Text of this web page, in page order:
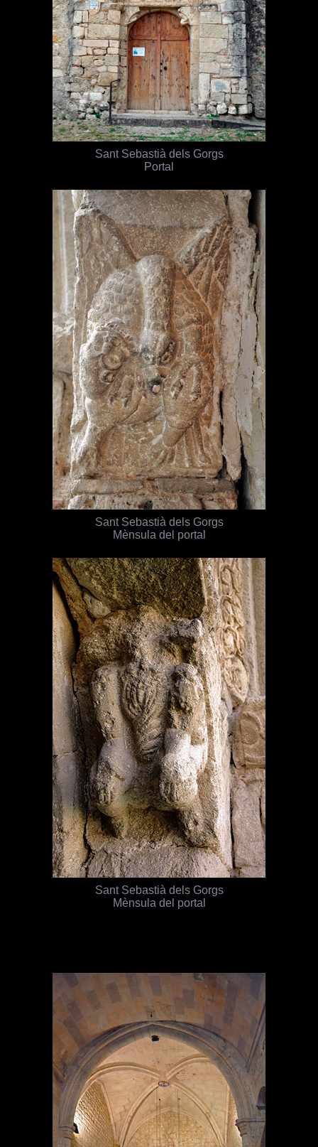
Sant Sebastià dels Gorgs
Portal
Sant Sebastià dels Gorgs
Mènsula del portal
Sant Sebastià dels Gorgs
Mènsula del portal